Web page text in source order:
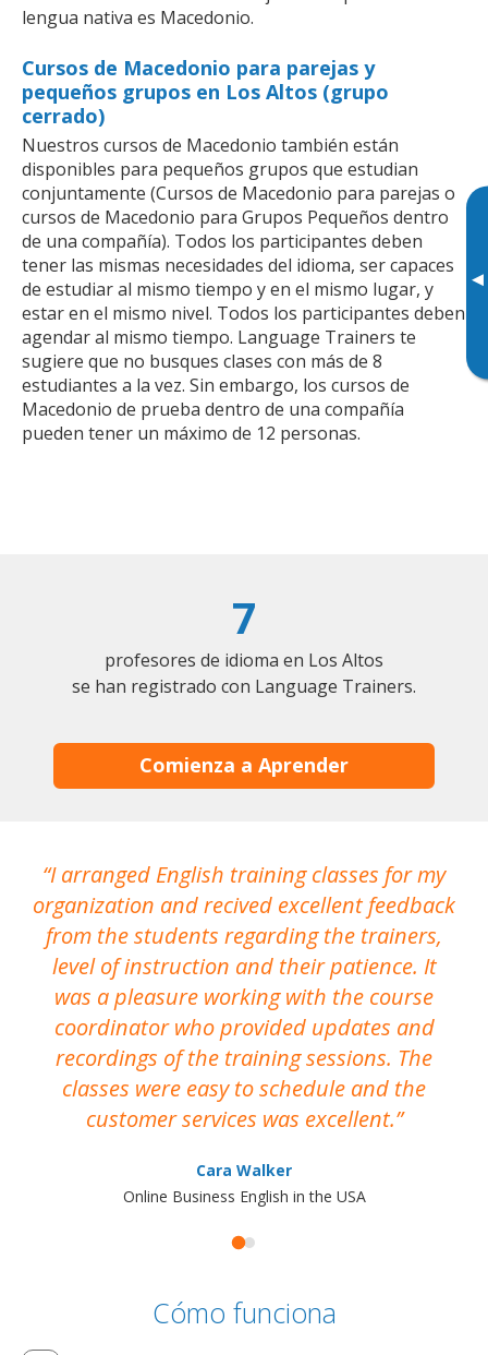
▸
lengua nativa es Macedonio.
Cursos de Macedonio para parejas y
pequeños grupos en Los Altos (grupo
cerrado)
Nuestros cursos de Macedonio también están
disponibles para pequeños grupos que estudian
conjuntamente (Cursos de Macedonio para parejas o
cursos de Macedonio para Grupos Pequeños dentro
de una compañía). Todos los participantes deben
tener las mismas necesidades del idioma, ser capaces
de estudiar al mismo tiempo y en el mismo lugar, y
estar en el mismo nivel. Todos los participantes deben
agendar al mismo tiempo. Language Trainers te
sugiere que no busques clases con más de 8
estudiantes a la vez. Sin embargo, los cursos de
Macedonio de prueba dentro de una compañía
pueden tener un máximo de 12 personas.
7
profesores de idioma en Los Altos
se han registrado con Language Trainers.
Comienza a Aprender
I arranged English training classes for my
organization and recived excellent feedback
from the students regarding the trainers,
level of instruction and their patience. It
was a pleasure working with the course
coordinator who provided updates and
recordings of the training sessions. The
classes were easy to schedule and the
customer services was excellent.
Cara Walker
Online Business English in the USA
Cómo funciona